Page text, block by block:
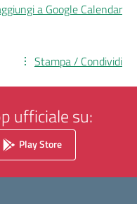
a Google Calendar
Stampa / Condividi
ufficiale su:
Play Store